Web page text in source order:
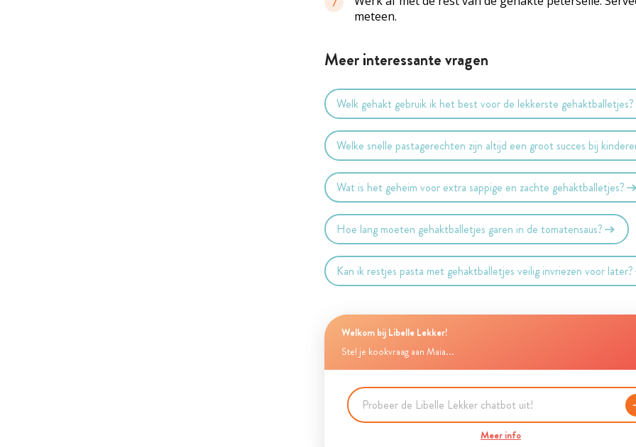
meteen.
Meer interessante vragen
Welk gehakt gebruik ik het best voor de lekkerste gehaktballetjes?
Welke snelle pastagerechten zijn altijd een groot succes bij
Wat is het geheim voor extra sappige en zachte gehaktballetjes?
Hoe lang moeten gehaktballetjes garen in de tomatensaus?
Kan ik restjes pasta met gehaktballetjes veilig invriezen voor later?
Welkom bij Libelle Lekker!
Stel je kookvraag aan Maia...
Meer info